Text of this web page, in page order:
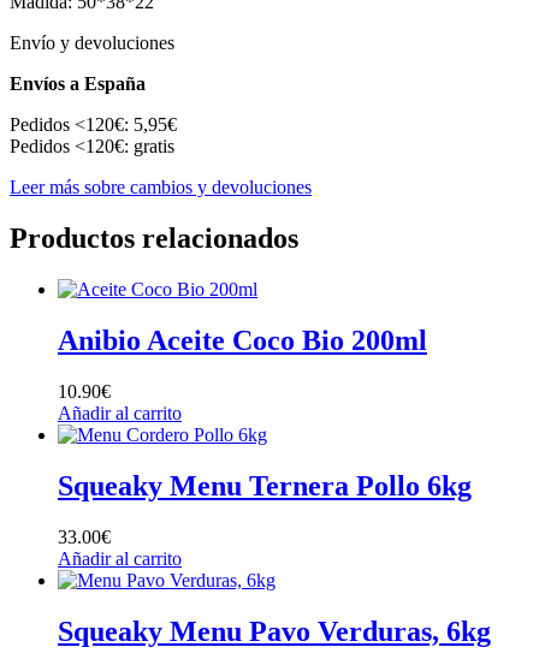
Envío y devoluciones
Envíos a España
Pedidos <120€: 5,95€
Pedidos <120€: gratis
Leer más sobre cambios y devoluciones
Productos relacionados
Anibio Aceite Coco Bio 200ml
10.90€
Añadir al carrito
Squeaky Menu Ternera Pollo 6kg
33.00€
Añadir al carrito
Squeaky Menu Pavo Verduras, 6kg